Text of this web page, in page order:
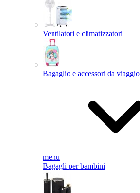
Ventilatori e climatizzatori
Bagaglio e accessori da viaggio
menu
Bagagli per bambini